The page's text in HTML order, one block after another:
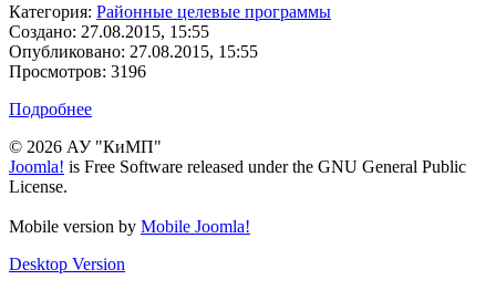
Категория: Районные целевые программы
Создано: 27.08.2015, 15:55
Опубликовано: 27.08.2015, 15:55
Просмотров: 3196
Подробнее
© 2026 АУ "КиМП"
Joomla! is Free Software released under the GNU General Public
License.
Mobile version by Mobile Joomla!
Desktop Version